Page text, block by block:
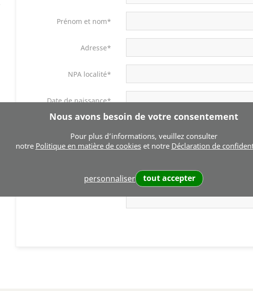
Prénom et nom*
Adresse*
NPA localité*
Date de naissance*
Message*
Nous avons besoin de votre consentement
Pour plus d’informations, veuillez consulter
notre Politique en matière de cookieset notre Déclaration de
personnaliser tout accepter